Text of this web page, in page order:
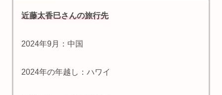
近藤太香巳さんの旅行先
2024年9月：中国
2024年の年越し：ハワイ